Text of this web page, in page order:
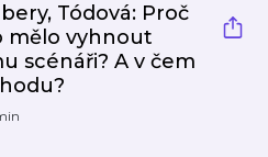
Tódová: Proč
mělo vyhnout
scénáři? A v čem